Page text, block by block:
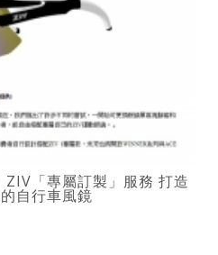
ZIV「專屬訂製」服務 打造
自行車風鏡